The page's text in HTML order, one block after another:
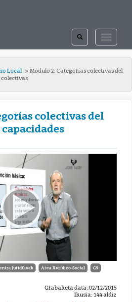
TOGGLE
TOGGLE
SEARCH
Local
Módulo 2: Categorías colectivas del
colectivas
colectivas del
Juridikoak Área Xurídico-Social G9
Grabaketa data: 02/12/2015
Ikusia: 144 aldiz